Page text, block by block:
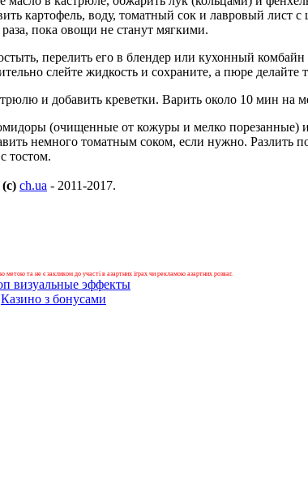
картофель, воду, томатный сок и лавровый лист
пока овощи не станут мягкими.
перелить его в блендер или кухонный
слейте жидкость и сохраните, а пюре делайте
и добавить креветки. Варить около 10 мин на
(очищенные от кожуры и мелко порезанные)
немного томатным соком, если нужно. Разлить
тостом.
ch.ua - 2011-2017.
метою та не є закликом до участі в азартних іграх чи рекламою азартних розваг.
Казино з бонусами